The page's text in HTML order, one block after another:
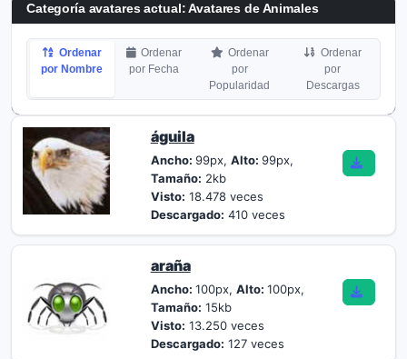
Categoría avatares actual: Avatares de Animales
Ordenar
por Nombre
Ordenar
por Fecha
Ordenar
por
Popularidad
Ordenar
por
Descargas
águila
Ancho: 99px, Alto: 99px,
Tamaño: 2kb
Visto: 18.478 veces
Descargado: 410 veces
araña
Ancho: 100px, Alto: 100px,
Tamaño: 15kb
Visto: 13.250 veces
Descargado: 127 veces